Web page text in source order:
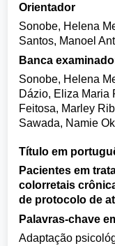
Orientador
Sonobe, Helena
Santos, Manoel
Banca
Sonobe, Helena
Dázio, Eliza Maria
Feitosa, Marley
Sawada, Namie
Título em
Pacientes em
colorretais
de protocolo de
Palavras-chave
Adaptação